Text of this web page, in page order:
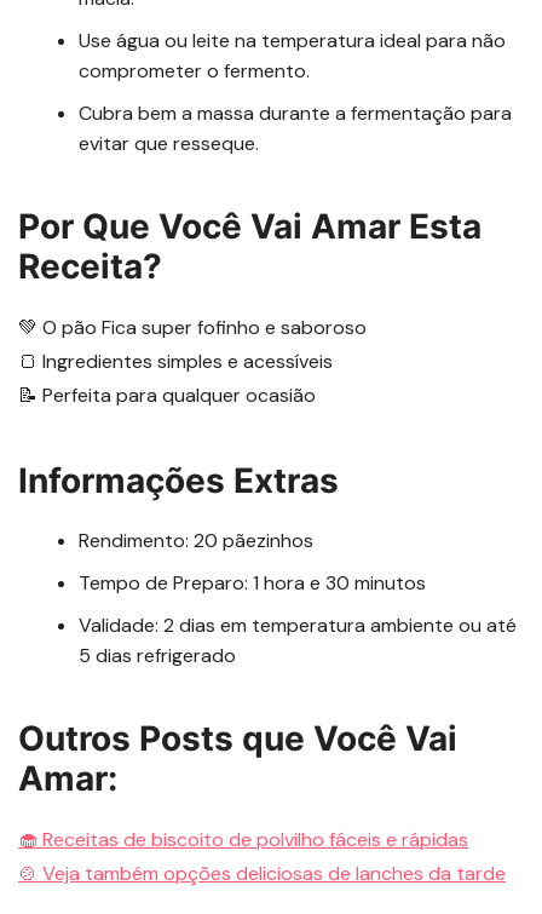
Use água ou leite na temperatura ideal para não
comprometer o fermento.
Cubra bem a massa durante a fermentação para
evitar que resseque.
Por Que Você Vai Amar Esta
Receita?
💚 O pão Fica super fofinho e saboroso
🍞 Ingredientes simples e acessíveis
📝 Perfeita para qualquer ocasião
Informações Extras
Rendimento: 20 pãezinhos
Tempo de Preparo: 1 hora e 30 minutos
Validade: 2 dias em temperatura ambiente ou até
5 dias refrigerado
Outros Posts que Você Vai
Amar:
🧁 Receitas de biscoito de polvilho fáceis e rápidas
🍲 Veja também opções deliciosas de lanches da tarde